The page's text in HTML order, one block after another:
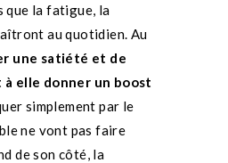
que la fatigue, la
au quotidien. Au
une satiété et de
elle donner un boost
simplement par le
ne vont pas faire
de son côté, la